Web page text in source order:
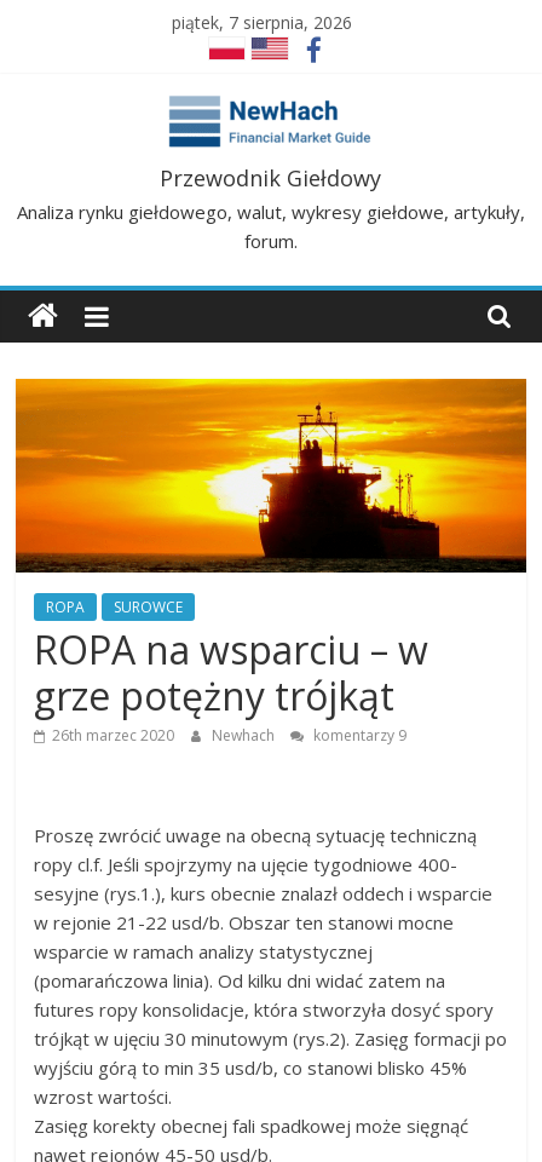
piątek, 7 sierpnia, 2026
NewHach
Przewodnik
Giełdowy
|
Analizy
Finansowe
Analiza
giełdowego,
walut,
forum.
Analizy
w
oparciu
o
teorię
Carolana.
Przewodnik Giełdowy
Analiza rynku giełdowego, walut, wykresy giełdowe, artykuły,
forum.
ROPA SUROWCE
ROPA na wsparciu – w
grze potężny trójkąt
26th marzec 2020 Newhach komentarzy 9
Proszę zwrócić uwage na obecną sytuację techniczną
ropy cl.f. Jeśli spojrzymy na ujęcie tygodniowe 400-
sesyjne (rys.1.), kurs obecnie znalazł oddech i wsparcie
w rejonie 21-22 usd/b. Obszar ten stanowi mocne
wsparcie w ramach analizy statystycznej
(pomarańczowa linia). Od kilku dni widać zatem na
futures ropy konsolidacje, która stworzyła dosyć spory
trójkąt w ujęciu 30 minutowym (rys.2). Zasięg formacji po
wyjściu górą to min 35 usd/b, co stanowi blisko 45%
wzrost wartości.
Zasięg korekty obecnej fali spadkowej może sięgnąć
nawet rejonów 45-50 usd/b.